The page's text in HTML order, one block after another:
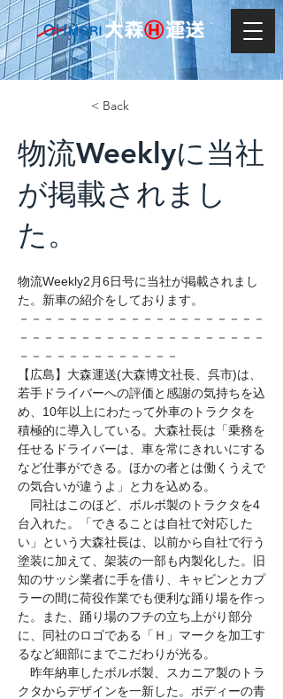
< Back
物流Weeklyに当社
が掲載されまし
た。
物流Weekly2月6日号に当社が掲載されまし
た。新車の紹介をしております。
－－－－－－－－－－－－－－－－－－－－
－－－－－－－－－－－－－－－－－－－－
－－－－－－－－－－－－－
【広島】大森運送(大森博文社長、呉市)は、
若手ドライバーへの評価と感謝の気持ちを込
め、10年以上にわたって外車のトラクタを
積極的に導入している。大森社長は「乗務を
任せるドライバーは、車を常にきれいにする
など仕事ができる。ほかの者とは働くうえで
の気合いが違うよ」と力を込める。
同社はこのほど、ボルボ製のトラクタを4
台入れた。「できることは自社で対応した
い」という大森社長は、以前から自社で行う
塗装に加えて、架装の一部も内製化した。旧
知のサッシ業者に手を借り、キャビンとカプ
ラーの間に荷役作業でも便利な踊り場を作っ
た。また、踊り場のフチの立ち上がり部分
に、同社のロゴである「Ｈ」マークを加工す
るなど細部にまでこだわりが光る。
昨年納車したボルボ製、スカニア製のトラ
クタからデザインを一新した。ボディーの青